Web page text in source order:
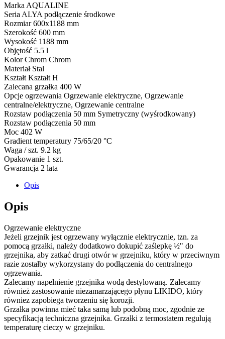
Marka AQUALINE
Seria ALYA podłączenie środkowe
Rozmiar 600x1188 mm
Szerokość 600 mm
Wysokość 1188 mm
Objętość 5.5 l
Kolor Chrom Chrom
Materiał Stal
Kształt Kształt H
Zalecana grzałka 400 W
Opcje ogrzewania Ogrzewanie elektryczne, Ogrzewanie
centralne/elektryczne, Ogrzewanie centralne
Rozstaw podłączenia 50 mm Symetryczny (wyśrodkowany)
Rozstaw podłączenia 50 mm
Moc 402 W
Gradient temperatury 75/65/20 °C
Waga / szt. 9.2 kg
Opakowanie 1 szt.
Gwarancja 2 lata
Opis
Opis
Ogrzewanie elektryczne
Jeżeli grzejnik jest ogrzewany wyłącznie elektrycznie, tzn. za
pomocą grzałki, należy dodatkowo dokupić zaślepkę ½" do
grzejnika, aby zatkać drugi otwór w grzejniku, który w przeciwnym
razie zostałby wykorzystany do podłączenia do centralnego
ogrzewania.
Zalecamy napełnienie grzejnika wodą destylowaną. Zalecamy
również zastosowanie niezamarzającego płynu LIKIDO, który
równiez zapobiega tworzeniu się korozji.
Grzałka powinna mieć taka samą lub podobną moc, zgodnie ze
specyfikacją techniczna grzejnika. Grzałki z termostatem regulują
temperaturę cieczy w grzejniku.